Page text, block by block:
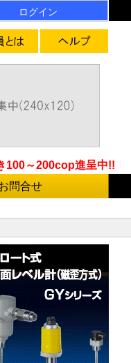
ログイン
100～200cop進呈中!!
問合せ